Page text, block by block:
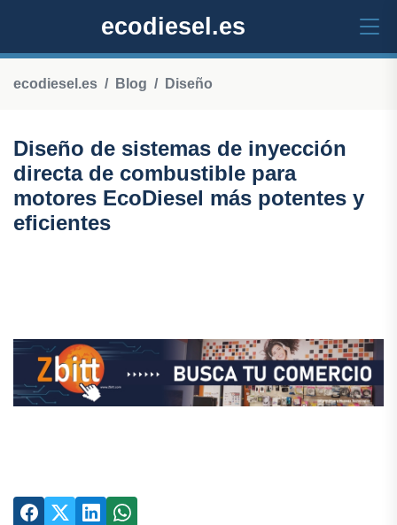
ecodiesel.es
ecodiesel.es Blog Diseño
Diseño de sistemas de inyección
directa de combustible para
motores EcoDiesel más potentes y
eficientes